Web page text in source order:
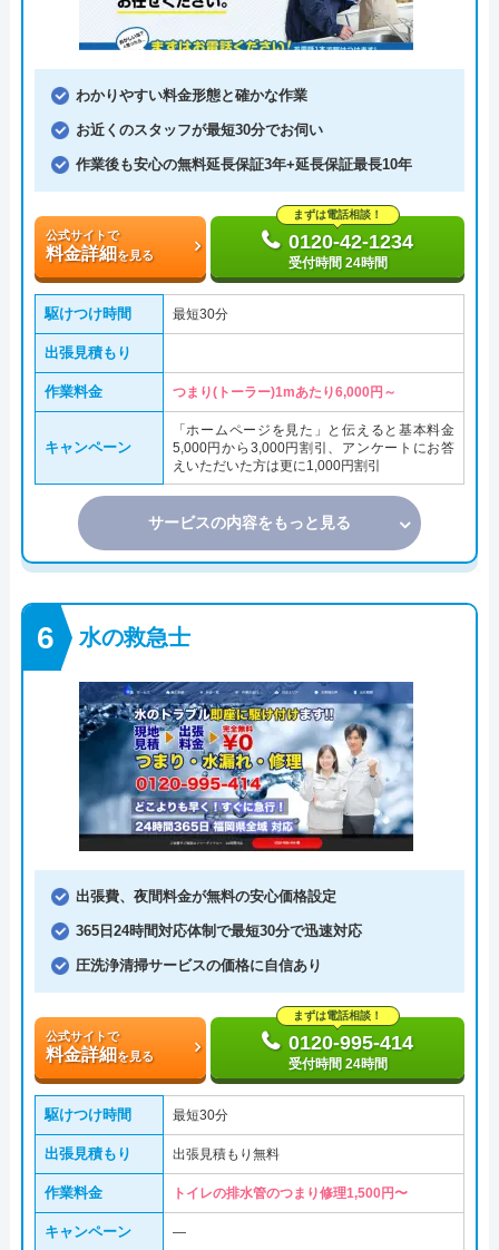
わかりやすい料金形態と確かな作業
お近くのスタッフが最短30分でお伺い
作業後も安心の無料延長保証3年+延長保証最長10年
公式サイトで
料金詳細 を見る
まずは電話相談！
0120-42-1234
受付時間 24時間
駆けつけ時間 最短30分
出張見積もり
作業料金 つまり(トーラー)1mあたり6,000円～
キャンペーン
「ホームページを見た」と伝えると基本料金
5,000円から3,000円割引、アンケートにお答
えいただいた方は更に1,000円割引
サービスの内容をもっと見る
水の救急士
出張費、夜間料金が無料の安心価格設定
365日24時間対応体制で最短30分で迅速対応
圧洗浄清掃サービスの価格に自信あり
公式サイトで
料金詳細 を見る
まずは電話相談！
0120-995-414
受付時間 24時間
駆けつけ時間 最短30分
出張見積もり 出張見積もり無料
作業料金 トイレの排水管のつまり修理1,500円〜
キャンペーン ―